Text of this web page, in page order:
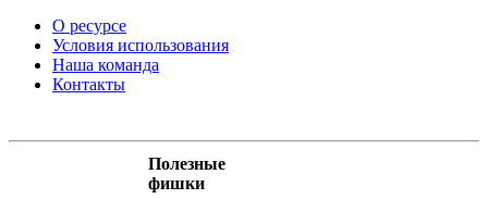
О ресурсе
Условия использования
Наша команда
Контакты
Полезные
фишки